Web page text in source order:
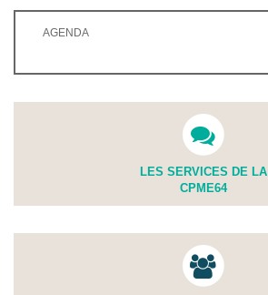
AGENDA
LES SERVICES DE LA
CPME64